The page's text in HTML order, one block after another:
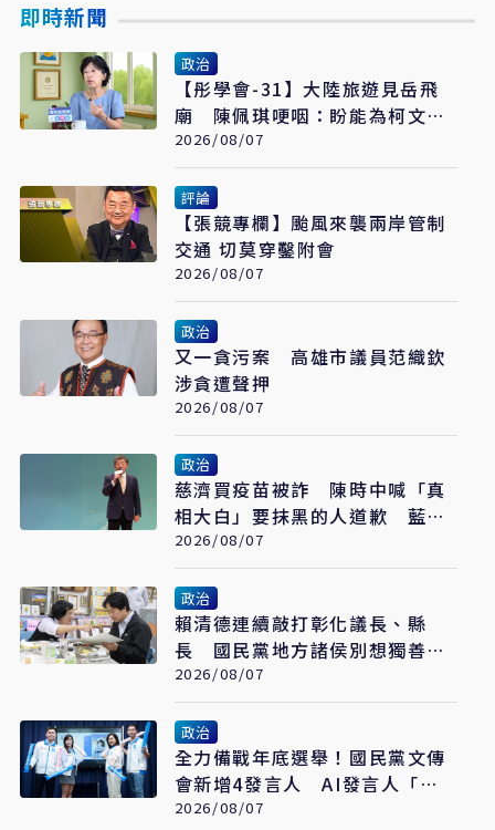
即時新聞
政治
【彤學會-31】大陸旅遊見岳飛
廟 陳佩琪哽咽：盼能為柯文哲
京華城案平反
2026/08/07
評論
【張競專欄】颱風來襲兩岸管制
交通 切莫穿鑿附會
2026/08/07
政治
又一貪污案 高雄市議員范織欽
涉貪遭聲押
2026/08/07
政治
慈濟買疫苗被詐 陳時中喊「真
相大白」要抹黑的人道歉 藍白
反擊了
2026/08/07
政治
賴清德連續敲打彰化議長、縣
長 國民黨地方諸侯別想獨善其
身
2026/08/07
政治
全力備戰年底選舉！國民黨文傳
會新增4發言人 AI發言人「鄭
小文」亮相
2026/08/07